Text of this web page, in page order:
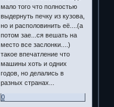
мало того что полностью
выдернуть печку из кузова,
но и располовинить её....(а
потом зае...ся вешать на
место все заслонки....)
такое впечатление что
машины хоть и одних
годов, но делались в
разных странах...
0